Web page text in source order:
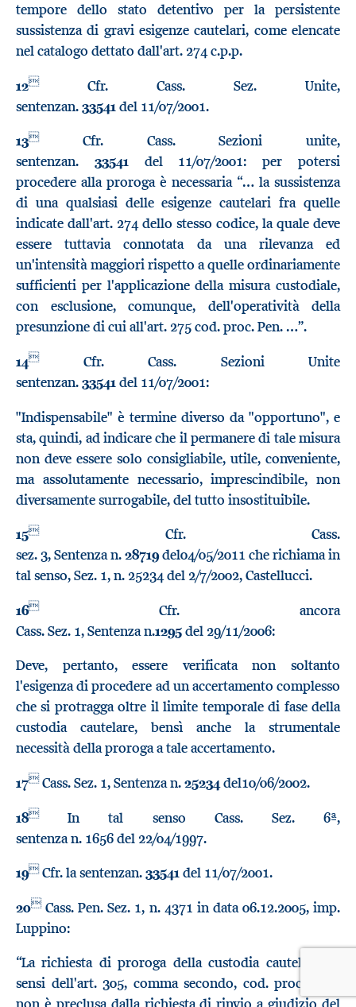
tempore dello stato detentivo per la persistente
sussistenza di gravi esigenze cautelari, come elencate
nel catalogo dettato dall'art. 274 c.p.p.
12Cfr. Cass. Sez. Unite,
sentenzan.33541del 11/07/2001.
13Cfr. Cass. Sezioni unite,
sentenzan. 33541del 11/07/2001: per potersi
procedere alla proroga è necessaria “… la sussistenza
di una qualsiasi delle esigenze cautelari fra quelle
indicate dall'art. 274 dello stesso codice, la quale deve
essere tuttavia connotata da una rilevanza ed
un'intensità maggiori rispetto a quelle ordinariamente
sufficienti per l'applicazione della misura custodiale,
con esclusione, comunque, dell'operatività della
presunzione di cui all'art. 275 cod. proc. Pen. …”.
14Cfr. Cass. Sezioni Unite
sentenzan.33541del 11/07/2001:
"Indispensabile" è termine diverso da "opportuno", e
sta, quindi, ad indicare che il permanere di tale misura
non deve essere solo consigliabile, utile, conveniente,
ma assolutamente necessario, imprescindibile, non
diversamente surrogabile, del tutto insostituibile.
15Cfr. Cass.
sez. 3, Sentenza n.28719del04/05/2011 che richiama in
tal senso, Sez. 1, n. 25234 del 2/7/2002, Castellucci.
16Cfr. ancora
Cass. Sez. 1, Sentenza n.1295del 29/11/2006:
Deve, pertanto, essere verificata non soltanto
l'esigenza di procedere ad un accertamento complesso
che si protragga oltre il limite temporale di fase della
custodia cautelare, bensì anche la strumentale
necessità della proroga a tale accertamento.
17Cass. Sez. 1, Sentenza n.25234del10/06/2002.
18In tal senso Cass. Sez. 6ª,
sentenza n. 1656 del 22/04/1997.
19Cfr. la sentenzan.33541del 11/07/2001.
20Cass. Pen. Sez. 1, n. 4371 in data 06.12.2005, imp.
Luppino:
“La richiesta di proroga della custodia cautelare, ai
sensi dell'art. 305, comma secondo, cod. proc. pen.,